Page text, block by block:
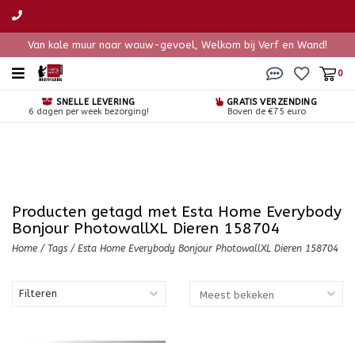
Van kale muur naar wauw-gevoel, Welkom bij Verf en Wand!
0
SNELLE LEVERING
6 dagen per week bezorging!
GRATIS VERZENDING
Boven de €75 euro
Producten getagd met Esta Home Everybody
Bonjour PhotowallXL Dieren 158704
Home / Tags / Esta Home Everybody Bonjour PhotowallXL Dieren 158704
Filteren